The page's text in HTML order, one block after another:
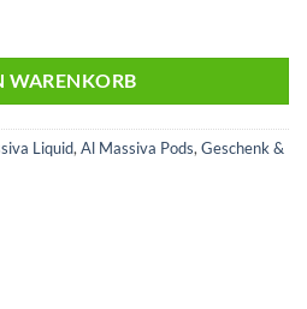
WARENKORB
Liquid,Al Massiva Pods,Geschenk &